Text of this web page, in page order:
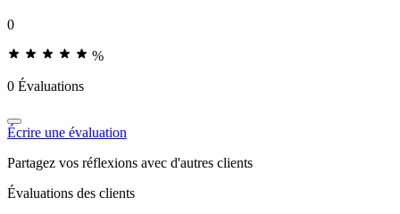
0
%
0 Évaluations
Écrire une évaluation
Partagez vos réflexions avec d'autres clients
Évaluations des clients